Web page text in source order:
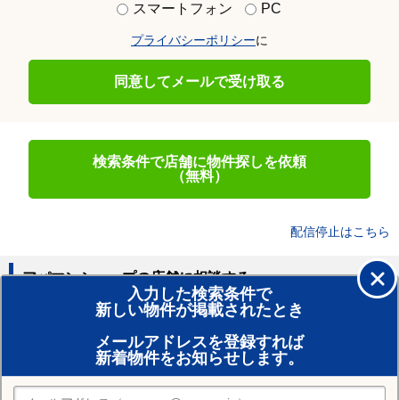
スマートフォン PC
プライバシーポリシーに
同意してメールで受け取る
検索条件で店舗に物件探しを依頼
（無料）
配信停止はこちら
入力した検索条件で
新しい物件が掲載されたとき
メールアドレスを登録すれば
新着物件をお知らせします。
アパマンショップの店舗に相談する
賃貸のプロがお部屋探し！
おまかせ物件リクエスト
住みたい街の店舗を探す